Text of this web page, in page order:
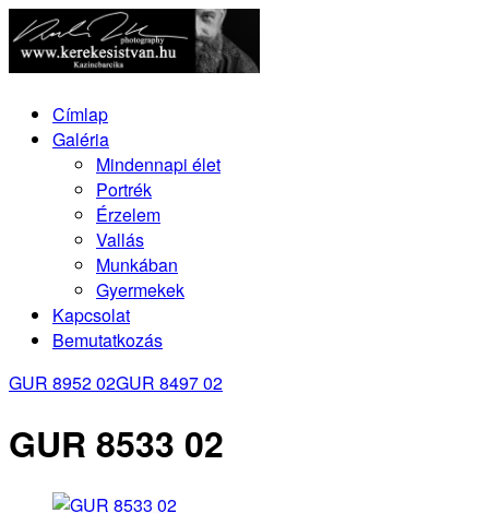
Címlap
Galéria
Mindennapi élet
Portrék
Érzelem
Vallás
Munkában
Gyermekek
Kapcsolat
Bemutatkozás
GUR 8952 02GUR 8497 02
GUR 8533 02